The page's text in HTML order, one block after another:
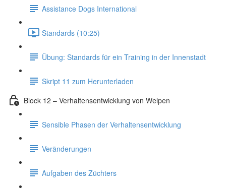
Assistance Dogs International
Standards (10:25)
Übung: Standards für ein Training in der Innenstadt
Skript 11 zum Herunterladen
Block 12 – Verhaltensentwicklung von Welpen
Sensible Phasen der Verhaltensentwicklung
Veränderungen
Aufgaben des Züchters